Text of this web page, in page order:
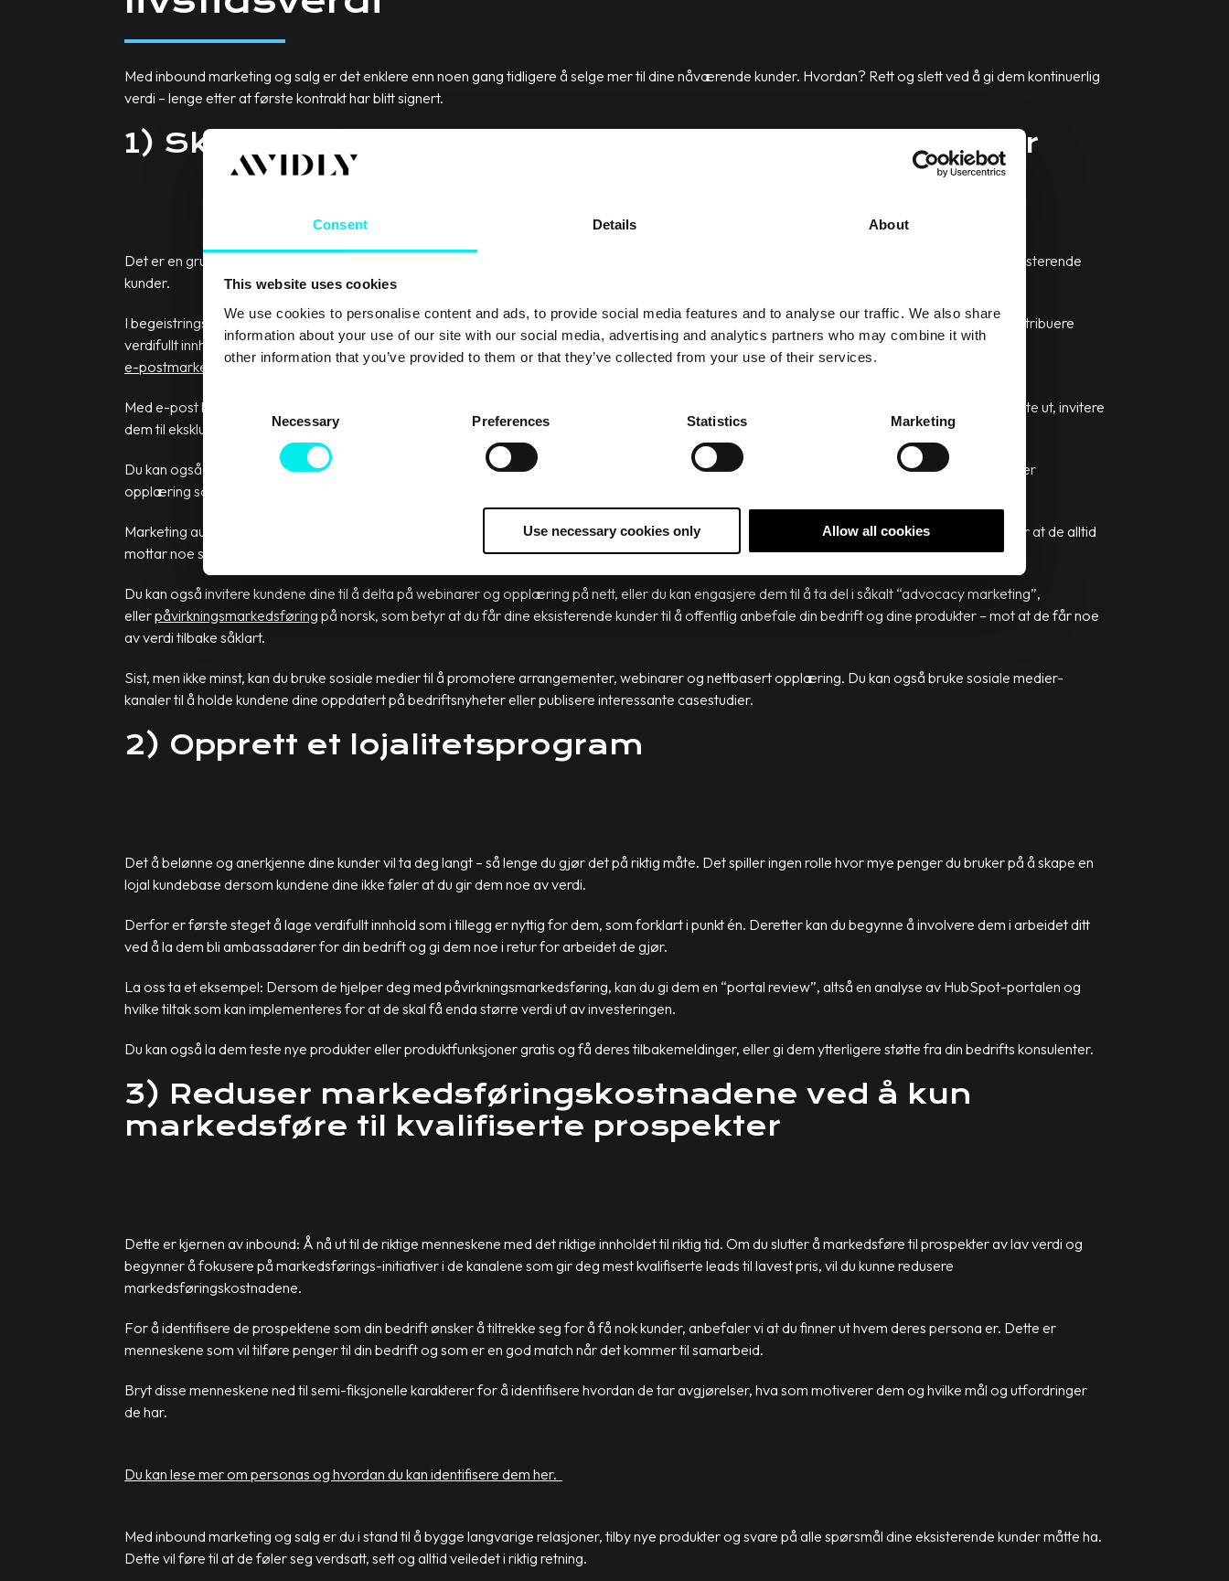
Consent Details About
This website uses cookies
We use cookies to personalise content and ads, to provide social media features and to analyse our traffic. We also share
information about your use of our site with our social media, advertising and analytics partners who may combine it with
other information that you’ve provided to them or that they’ve collected from your use of their services.
C
e
S
e
l
e
c
i
o
Necessary Preferences Statistics Marketing
Use necessary cookies only Allow all cookies
Med inbound marketing og salg er det enklere enn noen gang tidligere å selge mer til dine nåværende kunder. Hvordan? Rett og slett ved å gi dem kontinuerlig
verdi – lenge etter at første kontrakt har blitt signert.
1) Skap “delight”-innhold til dine eksisterende kunder
Det er en grunn til at det siste trinnet i inbound-metodikken finnes: “Delight”-fasen. Denne fasen er ment å sikre at bedrifter ikke glemmer sine eksisterende
kunder.
I begeistringsfasen bør din bedrift ta sikte på åskape innhold som er verdifullt for dine kunder– ikke prospekter eller leads. Det er flere måter å distribuere
verdifullt innhold til eksisterende kunder på, men her er noen av de mest verdifulle:
e-postmarkedsføring ,marketing automation medsmart innholdogsosiale medier.
Med e-post kan du sende kundene dine tips om hvordan de kan få mest ut av din tjeneste eller produkt, nye produkttillegg du vil anbefale dem å teste ut, invitere
dem til eksklusive arrangementer og sende dem relevant og nyttig innhold.
Du kan også sende dem undersøkelser for å finne ut hva de er interessert i å motta informasjon om, og spørre dem om konkreteinnholdsideer
eller
opplæring som du kan lage til dem.
Marketing automation, på den annen side, er den perfekte måten å følge opp nåværende kunder på ved å tilby eksklusiv informasjon og sørge for at de alltid
mottar noe som er verdifullt for dem. Med andre ord: Det hjelper deg med å ikke glemme kundene dine.
Du kan også invitere kundene dine til å delta på webinarer og opplæring på nett, eller du kan engasjere dem til å ta del i såkalt “advocacy marketing”,
ellerpåvirkningsmarkedsføring på norsk, som betyr at du får dine eksisterende kunder til å offentlig anbefale din bedrift og dine produkter – mot at de får noe
av verdi tilbake såklart.
Sist, men ikke minst, kan du bruke sosiale medier til å promotere arrangementer, webinarer og nettbasert opplæring. Du kan også bruke sosiale medier-
kanaler til å holde kundene dine oppdatert på bedriftsnyheter eller publisere interessante casestudier.
2) Opprett et lojalitetsprogram
Det å belønne og anerkjenne dine kunder vil ta deg langt – så lenge du gjør det på riktig måte. Det spiller ingen rolle hvor mye penger du bruker på å skape en
lojal kundebase dersom kundene dine ikke føler at du gir dem noe av verdi.
Derfor er første steget å lage verdifullt innhold som i tillegg er nyttig for dem, som forklart i punkt én. Deretter kan du begynne å involvere dem i arbeidet ditt
ved å la dem bli ambassadører for din bedrift og gi dem noe i retur for arbeidet de gjør.
La oss ta et eksempel: Dersom de hjelper deg med påvirkningsmarkedsføring, kan du gi dem en “portal review”, altså en analyse av HubSpot-portalen og
hvilke tiltak som kan implementeres for at de skal få enda større verdi ut av investeringen.
Du kan også la dem teste nye produkter eller produktfunksjoner gratis og få deres tilbakemeldinger, eller gi dem ytterligere støtte fra din bedrifts konsulenter.
3) Reduser markedsføringskostnadene ved å kun
markedsføre til kvalifiserte prospekter
Dette er kjernen av inbound: Å nå ut til de riktige menneskene med det riktige innholdet til riktig tid. Om du slutter å markedsføre til prospekter av lav verdi og
begynner å fokusere på markedsførings-initiativer i de kanalene som gir deg mest kvalifiserte leads til lavest pris, vil du kunne redusere
markedsføringskostnadene.
For å identifisere de prospektene som din bedrift ønsker å tiltrekke seg for å få nok kunder, anbefaler vi at du finner ut hvem deres persona er. Dette er
menneskene som vil tilføre penger til din bedrift og som er en god match når det kommer til samarbeid.
Bryt disse menneskene ned til semi-fiksjonelle karakterer for å identifisere hvordan de tar avgjørelser, hva som motiverer dem og hvilke mål og utfordringer
de har.
Du kan lese mer om personas og hvordan du kan identifisere dem her.
Med inbound marketing og salg er du i stand til å bygge langvarige relasjoner, tilby nye produkter og svare på alle spørsmål dine eksisterende kunder måtte ha.
Dette vil føre til at de føler seg verdsatt, sett og alltid veiledet i riktig retning.